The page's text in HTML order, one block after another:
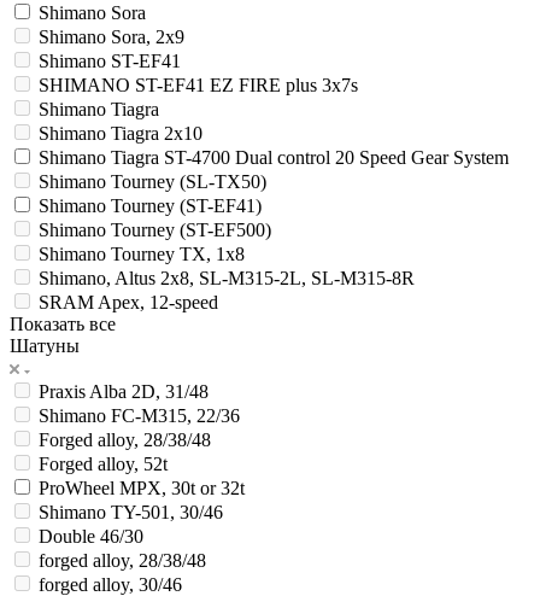
Shimano Sora
Shimano Sora, 2x9
Shimano ST-EF41
SHIMANO ST-EF41 EZ FIRE plus 3x7s
Shimano Tiagra
Shimano Tiagra 2x10
Shimano Tiagra ST-4700 Dual control 20 Speed Gear System
Shimano Tourney (SL-TX50)
Shimano Tourney (ST-EF41)
Shimano Tourney (ST-EF500)
Shimano Tourney TX, 1x8
Shimano, Altus 2x8, SL-M315-2L, SL-M315-8R
SRAM Apex, 12-speed
Показать все
Шатуны
Praxis Alba 2D, 31/48
Shimano FC-M315, 22/36
Forged alloy, 28/38/48
Forged alloy, 52t
ProWheel MPX, 30t or 32t
Shimano TY-501, 30/46
Double 46/30
forged alloy, 28/38/48
forged alloy, 30/46